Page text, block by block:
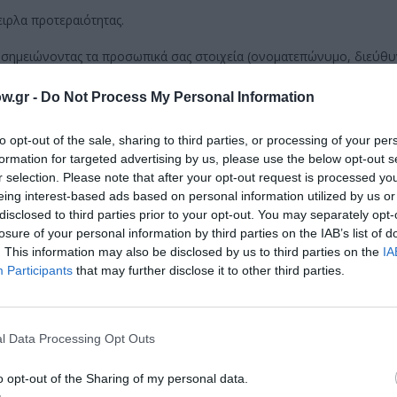
- Do Not Process My Personal Information
opt-out of the sale, sharing to third parties, or processing of your
for targeted advertising by us, please use the below opt-out
selection. Please note that after your opt-out request is processed
interest-based ads based on personal information utilized by us
to third parties prior to your opt-out. You may separately
of your personal information by third parties on the IAB’s list of
This information may also be disclosed by us to third parties on the
Participants that may further disclose it to other third parties.
Data Processing Opt Outs
opt-out of the Sharing of my personal data.
προτεραιότητας.
τα προσωπικά σας στοιχεία (ονοματεπώνυμο,
Δύο ακόμα εργαστήρια με διαφορετικές θεματικές έχουν
2015 και στις 9 Δεκεμβρίου 2015.
πρώτοι όλες τις ειδήσεις
στοCulturenow.gr
Δες